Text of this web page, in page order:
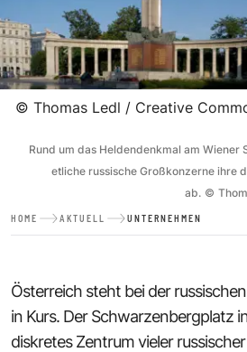
© Thomas Ledl / Creative
Rund um das Heldendenkmal am
etliche russische Großkonzerne ihre
ab. ©
HOME AKTUELL UNTERNEHMEN
Österreich steht bei der
in Kurs. Der Schwarzenbergplatz
diskretes Zentrum vieler